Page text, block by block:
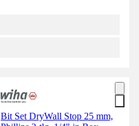
Bit Set DryWall Stop 25 mm,